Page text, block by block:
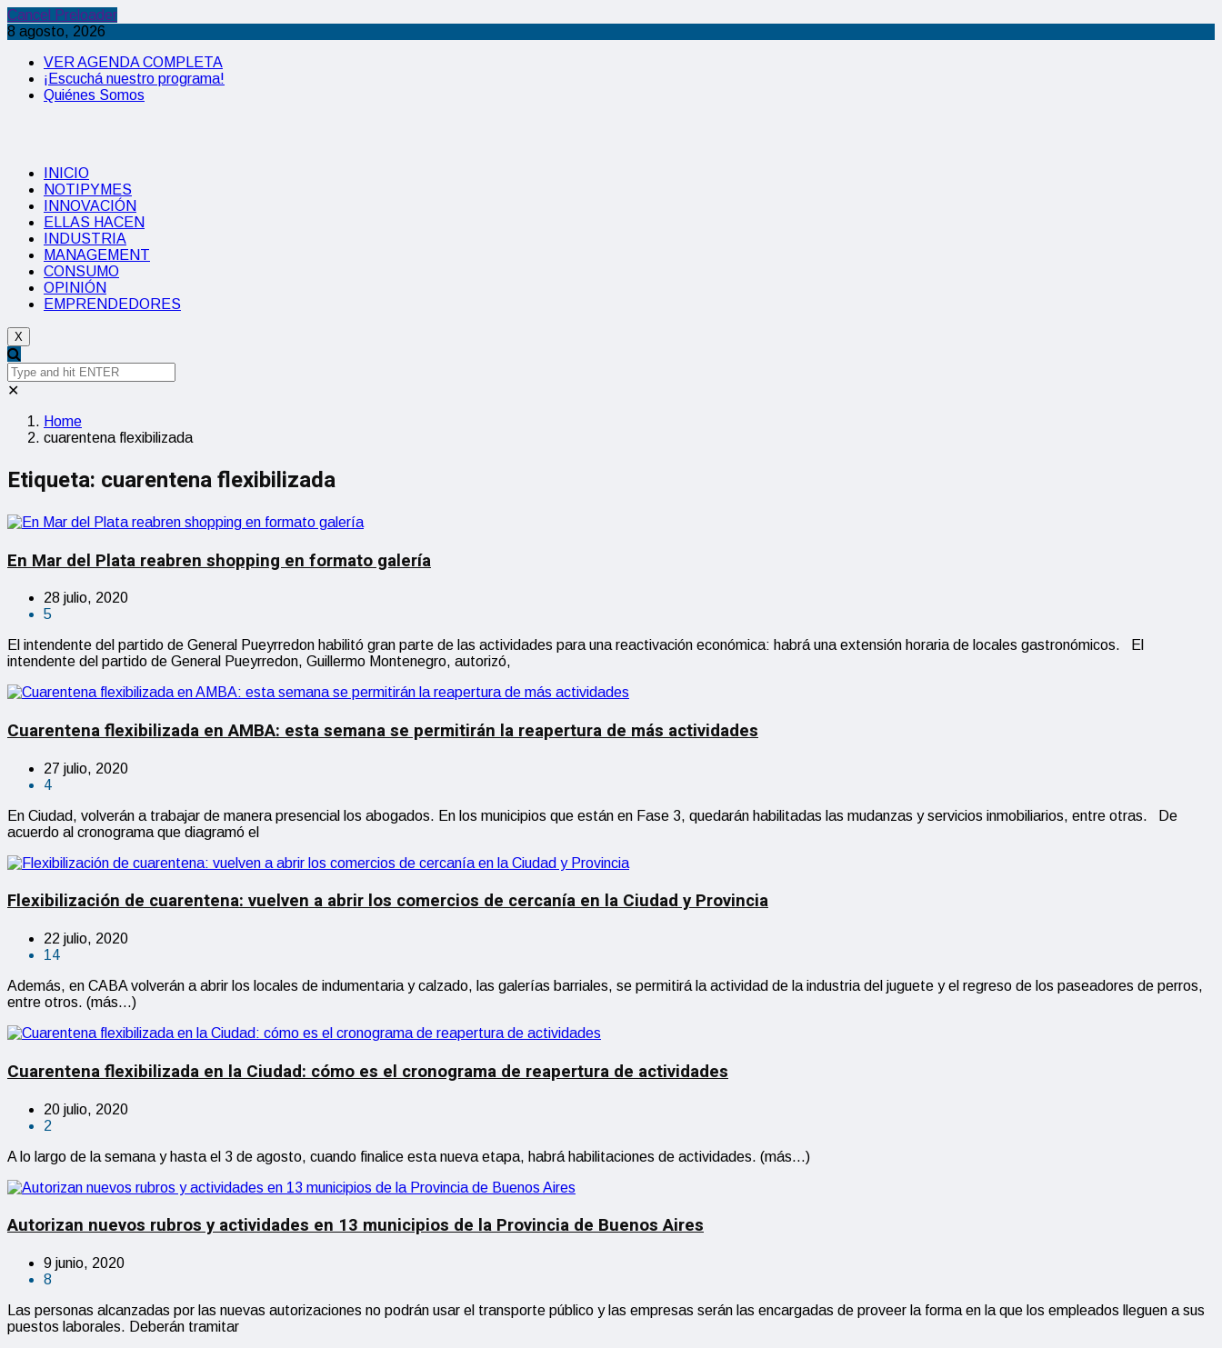
Cancel Preloader
8 agosto, 2026
VER AGENDA COMPLETA
¡Escuchá nuestro programa!
Quiénes Somos
INICIO
NOTIPYMES
INNOVACIÓN
ELLAS HACEN
INDUSTRIA
MANAGEMENT
CONSUMO
OPINIÓN
EMPRENDEDORES
X
✕
Home
cuarentena flexibilizada
Etiqueta: cuarentena flexibilizada
En Mar del Plata reabren shopping en formato galería
28 julio, 2020
5
El intendente del partido de General Pueyrredon habilitó gran parte de las actividades para una reactivación económica: habrá una extensión horaria de locales gastronómicos. El
intendente del partido de General Pueyrredon, Guillermo Montenegro, autorizó,
Cuarentena flexibilizada en AMBA: esta semana se permitirán la reapertura de más actividades
27 julio, 2020
4
En Ciudad, volverán a trabajar de manera presencial los abogados. En los municipios que están en Fase 3, quedarán habilitadas las mudanzas y servicios inmobiliarios, entre otras. De
acuerdo al cronograma que diagramó el
Flexibilización de cuarentena: vuelven a abrir los comercios de cercanía en la Ciudad y Provincia
22 julio, 2020
14
Además, en CABA volverán a abrir los locales de indumentaria y calzado, las galerías barriales, se permitirá la actividad de la industria del juguete y el regreso de los paseadores de perros,
entre otros. (más…)
Cuarentena flexibilizada en la Ciudad: cómo es el cronograma de reapertura de actividades
20 julio, 2020
2
A lo largo de la semana y hasta el 3 de agosto, cuando finalice esta nueva etapa, habrá habilitaciones de actividades. (más…)
Autorizan nuevos rubros y actividades en 13 municipios de la Provincia de Buenos Aires
9 junio, 2020
8
Las personas alcanzadas por las nuevas autorizaciones no podrán usar el transporte público y las empresas serán las encargadas de proveer la forma en la que los empleados lleguen a sus
puestos laborales. Deberán tramitar